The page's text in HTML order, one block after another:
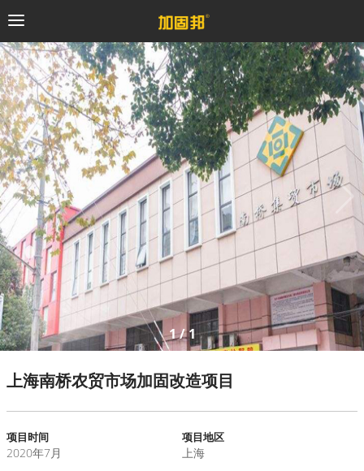
加固邦
碳纤维系统
粘钢加固系统
预应力系统
植筋锚固系统
砼修复系统
桥梁支座系统
水泥基系统
新能源系统
1/1
上海南桥农贸市场加固改造项目
项目时间
2020年7月
项目地区
上海